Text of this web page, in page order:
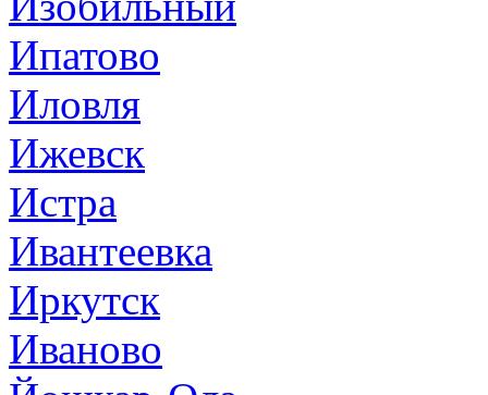
Ипатово
Иловля
Ижевск
Истра
Ивантеевка
Иркутск
Иваново